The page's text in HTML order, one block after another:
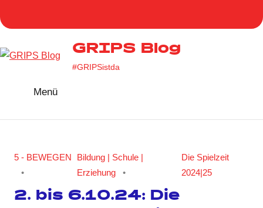
Inhalt
GRIPS
GRIPS Blog
#GRIPSistda
Menü
5 - BEWEGEN
Bildung | Schule |
Erziehung
Die Spielzeit
2024|25
2. bis 6.10.24: Die